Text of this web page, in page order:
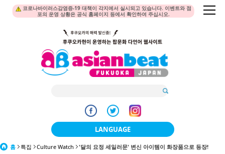
코로나바이러스감염증-19 대책이 각지에서 실시되고 있습니다. 이벤트와 점
포의 운영 상황은 공식 홈페이지 등에서 확인하여 주십시오.
LANGUAGE
日本語
홈 특집 Culture Watch '달의 요정 세일러문' 변신 아이템이 화장품으로 등장!